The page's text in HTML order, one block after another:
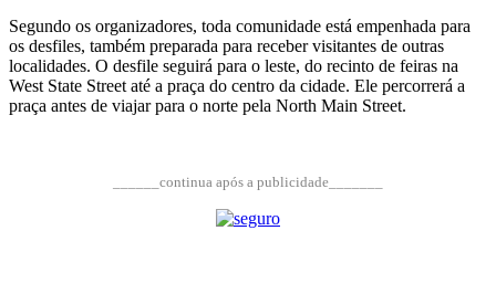
Segundo os organizadores, toda comunidade está empenhada para
os desfiles, também preparada para receber visitantes de outras
localidades. O desfile seguirá para o leste, do recinto de feiras na
West State Street até a praça do centro da cidade. Ele percorrerá a
praça antes de viajar para o norte pela North Main Street.
______continua após a publicidade_______